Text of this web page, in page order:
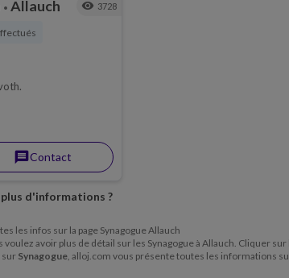
• Allauch visibility 3728
messageContact
plus d'informations ?
les infos sur la page Synagogue Allauch
voulez avoir plus de détail sur les Synagogue à Allauch. Cliquer
surSynagogue, alloj.com vous présente toutes les informations